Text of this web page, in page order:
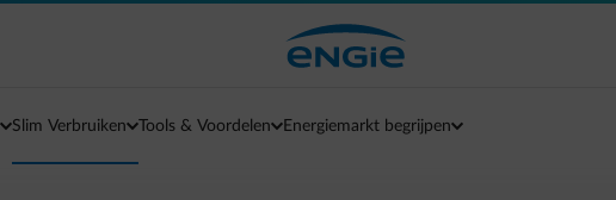
Slim Verbruiken Tools & Voordelen Energiemarkt begrijpen